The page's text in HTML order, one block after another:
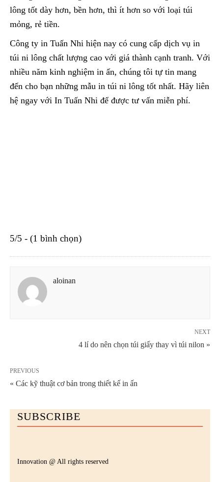
lông tốt dày hơn, bền hơn, thì ít hơn so với loại túi
mỏng, rẻ tiền.
Công ty in Tuấn Nhi hiện nay có cung cấp dịch vụ in
túi ni lông chất lượng cao với giá thành cạnh tranh. Với
nhiều năm kinh nghiệm in ấn, chúng tôi tự tin mang
đến cho bạn những mẫu in túi ni lông tốt nhất. Hãy liên
hệ ngay với In Tuấn Nhi để được tư vấn miễn phí.
5/5 - (1 bình chọn)
aloinan
NEXT
4 lí do nên chọn túi giấy thay vì túi nilon »
PREVIOUS
« Các kỹ thuật cơ bản trong thiết kế in ấn
SUBSCRIBE
Innovation @ All rights reserved